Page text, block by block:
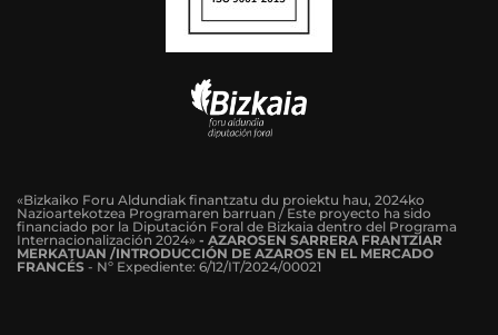
«Bizkaiko Foru Aldundiak finantzatu du proiektu hau, 2024ko
Nazioartekotzea Programaren barruan / Este proyecto ha sido
financiado por la Diputación Foral de Bizkaia dentro del Programa
Internacionalización 2024» - AZAROSEN SARRERA FRANTZIAR
MERKATUAN /INTRODUCCIÓN DE AZAROS EN EL MERCADO
FRANCÉS - Nº Expediente: 6/12/IT/2024/00021